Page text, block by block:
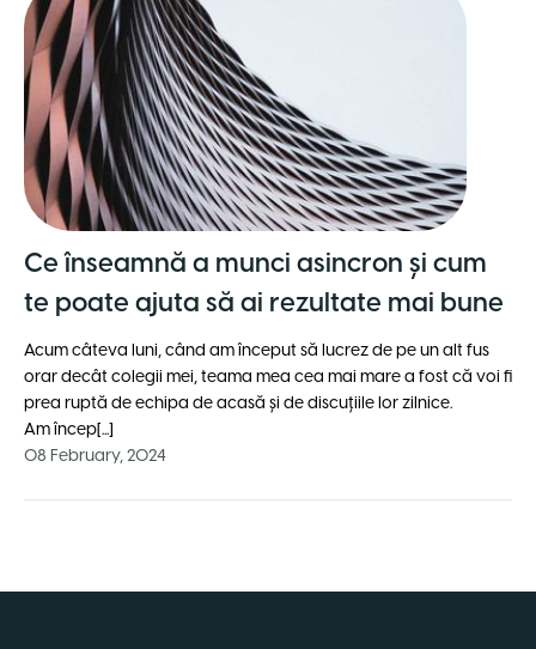
Ce înseamnă a munci asincron și cum
te poate ajuta să ai rezultate mai bune
Acum câteva luni, când am început să lucrez de pe un alt fus
orar decât colegii mei, teama mea cea mai mare a fost că voi fi
prea ruptă de echipa de acasă și de discuțiile lor zilnice.
Am încep[...]
08 February, 2024